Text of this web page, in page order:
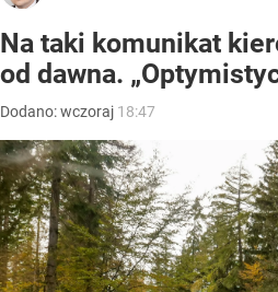
Na taki komunikat
od dawna.
Dodano:wczoraj 18:47